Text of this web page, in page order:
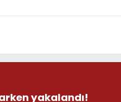
yakalandı!